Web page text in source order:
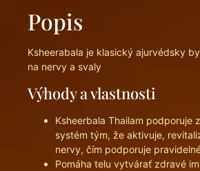
Popis
Ksheerabala je klasický ajurvédsky
na nervy a svaly
Výhody a vlastnosti
Ksheerbala Thailam podporuje
systém tým, že aktivuje,
nervy, čím podporuje
Pomáha telu vytvárať zdravé